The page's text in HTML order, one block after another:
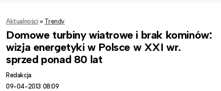
Aktualności » Trendy
Domowe turbiny wiatrowe i brak kominów:
wizja energetyki w Polsce w XXI wr.
sprzed ponad 80 lat
Redakcja
09-04-2013 08:09